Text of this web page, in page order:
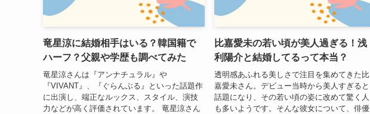
竜星涼に結婚相手はいる？韓国籍で
ハーフ？父親や学歴も調べてみた
竜星涼さんは『アンナチュラル』や
『VIVANT』、『ぐらんぶる』といった話題作
に出演し、端正なルックス、スタイル、演技
力などが高く評価されています。 竜星涼さん
比嘉愛未の若い頃が美人過ぎる！浅
利陽介と結婚してるって本当？
透明感あふれる美しさで注目を集めてきた比
嘉愛未さん。デビュー当時から美人すぎると
話題になり、その若い頃の姿に改めて驚く人
も多いようです。そんな彼女について、俳優